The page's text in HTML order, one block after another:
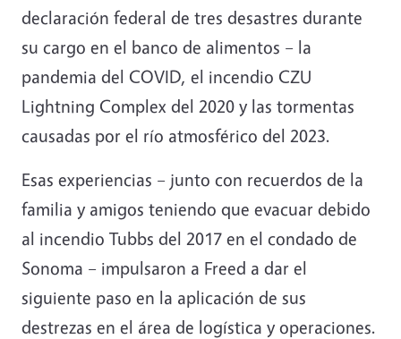
declaración federal de tres desastres durante
su cargo en el banco de alimentos – la
pandemia del COVID, el incendio CZU
Lightning Complex del 2020 y las tormentas
causadas por el río atmosférico del 2023.
Esas experiencias – junto con recuerdos de la
familia y amigos teniendo que evacuar debido
al incendio Tubbs del 2017 en el condado de
Sonoma – impulsaron a Freed a dar el
siguiente paso en la aplicación de sus
destrezas en el área de logística y operaciones.